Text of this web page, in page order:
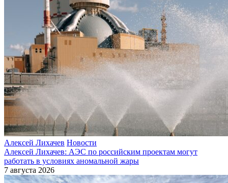
Алексей Лихачев Новости
Алексей Лихачев: АЭС по российским проектам могут
работать в условиях аномальной жары
7 августа 2026